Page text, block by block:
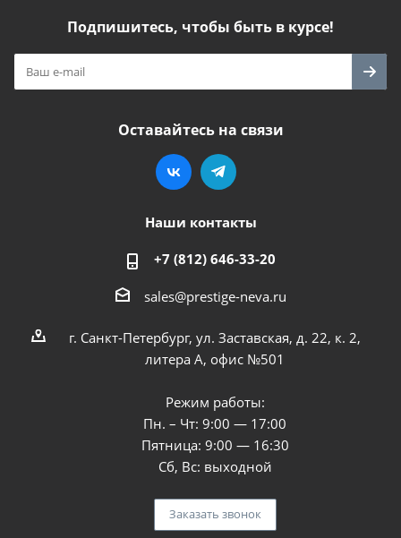
Подпишитесь, чтобы быть в курсе!
Оставайтесь на связи
Наши контакты
+7 (812) 646-33-20
sales@prestige-neva.ru
г. Санкт-Петербург, ул. Заставская, д. 22, к. 2,
литера А, офис №501
Режим работы:
Пн. – Чт: 9:00 — 17:00
Пятница: 9:00 — 16:30
Сб, Вс: выходной
Заказать звонок